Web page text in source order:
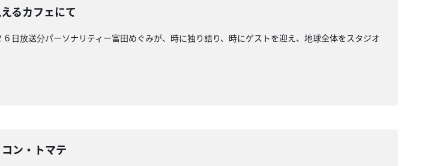
るカフェにて
放送分パーソナリティー富田めぐみが、時に独り語り、時にゲストを迎え、地球全体をスタジオ
ン・トマテ